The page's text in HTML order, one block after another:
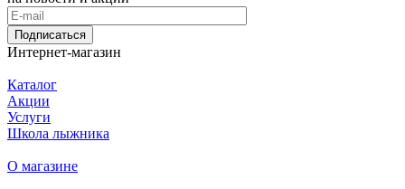
Подписаться
Интернет-магазин
Каталог
Акции
Услуги
Школа лыжника
О магазине